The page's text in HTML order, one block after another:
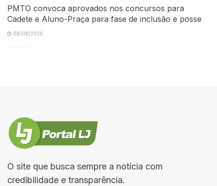
PMTO convoca aprovados nos concursos para
Cadete e Aluno-Praça para fase de inclusão e posse
08/08/2026
O site que busca sempre a notícia com
credibilidade e transparência.